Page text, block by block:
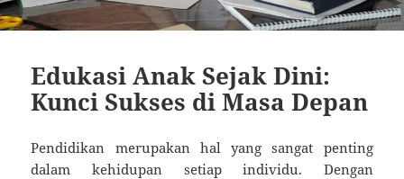
Edukasi Anak Sejak Dini:
Kunci Sukses di Masa Depan
Pendidikan merupakan hal yang sangat penting
dalam kehidupan setiap individu. Dengan